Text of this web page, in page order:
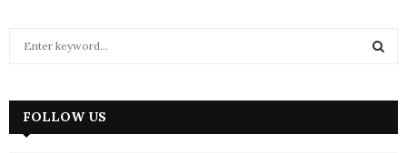
h
FOLLOW US